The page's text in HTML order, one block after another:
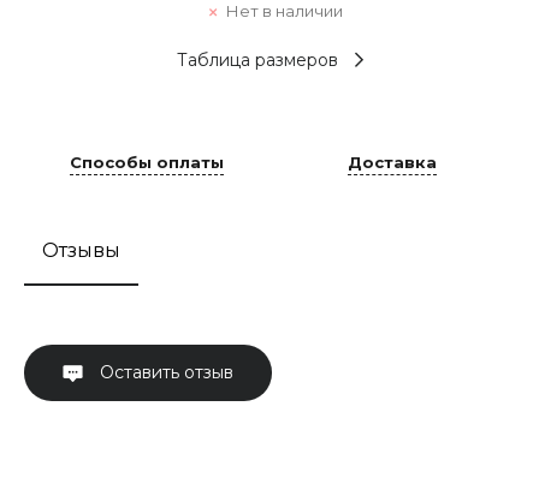
Нет в наличии
Таблица размеров
Способы оплаты Доставка
Отзывы
Оставить отзыв